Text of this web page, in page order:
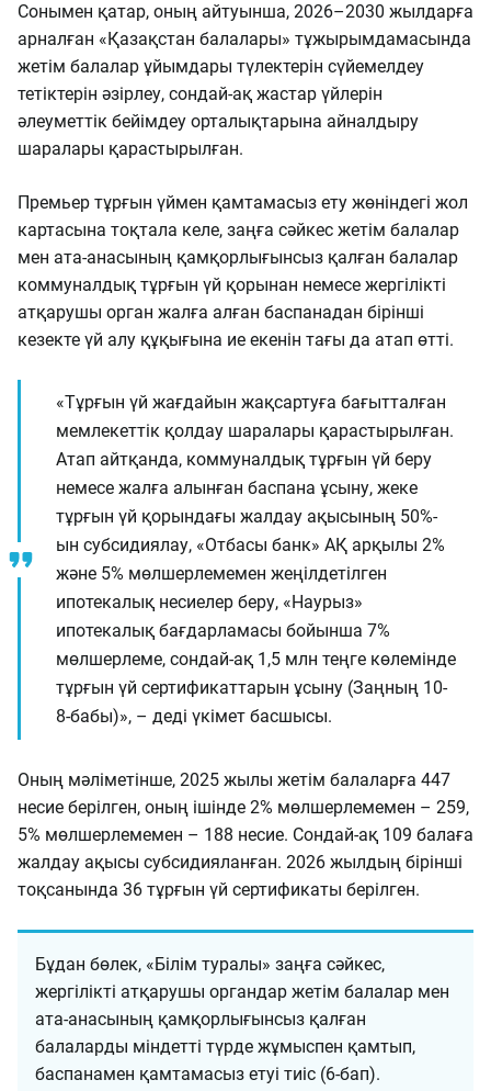
Сонымен қатар, оның айтуынша, 2026–2030 жылдарға
арналған «Қазақстан балалары» тұжырымдамасында
жетім балалар ұйымдары түлектерін сүйемелдеу
тетіктерін әзірлеу, сондай-ақ жастар үйлерін
әлеуметтік бейімдеу орталықтарына айналдыру
шаралары қарастырылған.
Премьер тұрғын үймен қамтамасыз ету жөніндегі жол
картасына тоқтала келе, заңға сәйкес жетім балалар
мен ата-анасының қамқорлығынсыз қалған балалар
коммуналдық тұрғын үй қорынан немесе жергілікті
атқарушы орган жалға алған баспанадан бірінші
кезекте үй алу құқығына ие екенін тағы да атап өтті.
«Тұрғын үй жағдайын жақсартуға бағытталған
мемлекеттік қолдау шаралары қарастырылған.
Атап айтқанда, коммуналдық тұрғын үй беру
немесе жалға алынған баспана ұсыну, жеке
тұрғын үй қорындағы жалдау ақысының 50%-
ын субсидиялау, «Отбасы банк» АҚ арқылы 2%
және 5% мөлшерлемемен жеңілдетілген
ипотекалық несиелер беру, «Наурыз»
ипотекалық бағдарламасы бойынша 7%
мөлшерлеме, сондай-ақ 1,5 млн теңге көлемінде
тұрғын үй сертификаттарын ұсыну (Заңның 10-
8-бабы)», – деді үкімет басшысы.
Оның мәліметінше, 2025 жылы жетім балаларға 447
несие берілген, оның ішінде 2% мөлшерлемемен – 259,
5% мөлшерлемемен – 188 несие. Сондай-ақ 109 балаға
жалдау ақысы субсидияланған. 2026 жылдың бірінші
тоқсанында 36 тұрғын үй сертификаты берілген.
Бұдан бөлек, «Білім туралы» заңға сәйкес,
жергілікті атқарушы органдар жетім балалар мен
ата-анасының қамқорлығынсыз қалған
балаларды міндетті түрде жұмыспен қамтып,
баспанамен қамтамасыз етуі тиіс (6-бап).